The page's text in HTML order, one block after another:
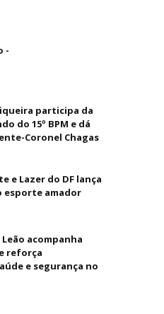
-
participa da
do 15º BPM e dá
Coronel Chagas
e Lazer do DF lança
esporte amador
acompanha
reforça
e segurança no